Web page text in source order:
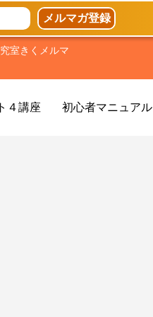
メルマガ登録
室きくメルマ
４講座 初心者マニュアル